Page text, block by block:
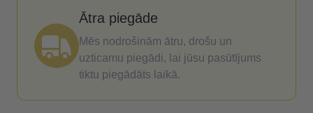
Ātra piegāde
Mēs nodrošinām ātru, drošu un
uzticamu piegādi, lai jūsu pasūtījums
tiktu piegādāts laikā.